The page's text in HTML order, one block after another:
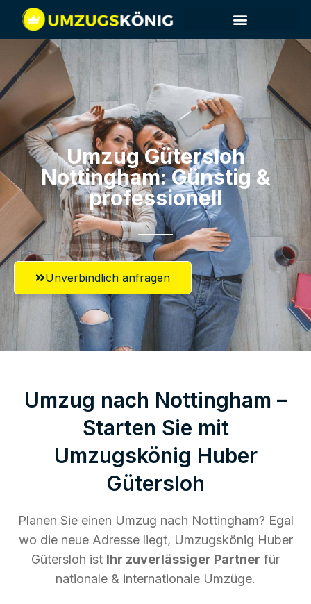
Umzug Gütersloh​
Nottingham: Günstig &
professionell​
Unverbindlich anfragen
Umzug nach Nottingham –
Starten Sie mit
Umzugskönig Huber
Gütersloh
Planen Sie einen Umzug nach Nottingham? Egal
wo die neue Adresse liegt, Umzugskönig Huber
Gütersloh ist Ihr zuverlässiger Partner für
nationale & internationale Umzüge.